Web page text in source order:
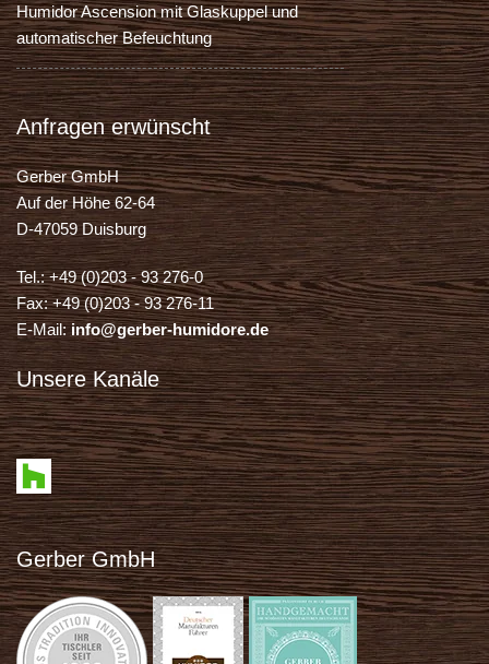
Humidor Ascension mit Glaskuppel und
automatischer Befeuchtung
Anfragen erwünscht
Gerber GmbH
Auf der Höhe 62-64
D-47059 Duisburg
Tel.: +49 (0)203 - 93 276-0
Fax: +49 (0)203 - 93 276-11
E-Mail: info@gerber-humidore.de
Unsere Kanäle
Gerber GmbH